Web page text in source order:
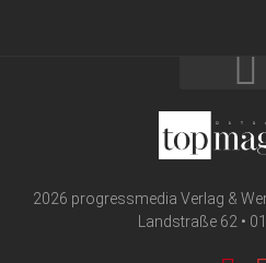
2026 progressmedia Verlag &
Landstraße 62 •